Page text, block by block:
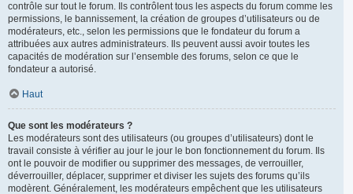
contrôle sur tout le forum. Ils contrôlent tous les aspects du forum comme les
permissions, le bannissement, la création de groupes d’utilisateurs ou de
modérateurs, etc., selon les permissions que le fondateur du forum a
attribuées aux autres administrateurs. Ils peuvent aussi avoir toutes les
capacités de modération sur l’ensemble des forums, selon ce que le
fondateur a autorisé.
Haut
Que sont les modérateurs ?
Les modérateurs sont des utilisateurs (ou groupes d’utilisateurs) dont le
travail consiste à vérifier au jour le jour le bon fonctionnement du forum. Ils
ont le pouvoir de modifier ou supprimer des messages, de verrouiller,
déverrouiller, déplacer, supprimer et diviser les sujets des forums qu’ils
modèrent. Généralement, les modérateurs empêchent que les utilisateurs